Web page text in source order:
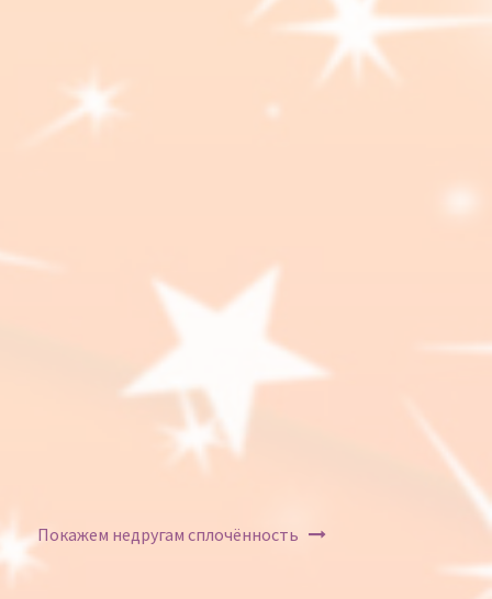
Покажем недругам сплочённость